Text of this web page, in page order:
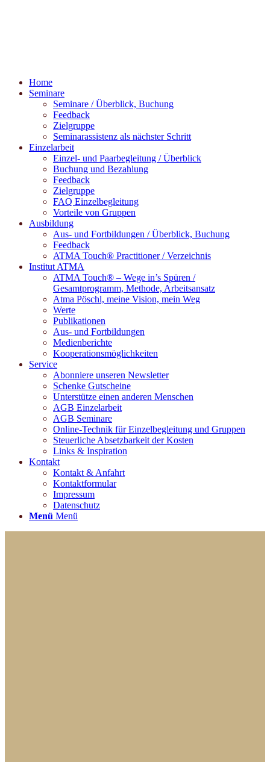
Home
Seminare
Seminare / Überblick, Buchung
Feedback
Zielgruppe
Seminarassistenz als nächster Schritt
Einzelarbeit
Einzel- und Paarbegleitung / Überblick
Buchung und Bezahlung
Feedback
Zielgruppe
FAQ Einzelbegleitung
Vorteile von Gruppen
Ausbildung
Aus- und Fortbildungen / Überblick, Buchung
Feedback
ATMA Touch® Practitioner / Verzeichnis
Institut ATMA
ATMA Touch® – Wege in’s Spüren /
Gesamtprogramm, Methode, Arbeitsansatz
Atma Pöschl, meine Vision, mein Weg
Werte
Publikationen
Aus- und Fortbildungen
Medienberichte
Kooperationsmöglichkeiten
Service
Abonniere unseren Newsletter
Schenke Gutscheine
Unterstütze einen anderen Menschen
AGB Einzelarbeit
AGB Seminare
Online-Technik für Einzelbegleitung und Gruppen
Steuerliche Absetzbarkeit der Kosten
Links & Inspiration
Kontakt
Kontakt & Anfahrt
Kontaktformular
Impressum
Datenschutz
Menü Menü